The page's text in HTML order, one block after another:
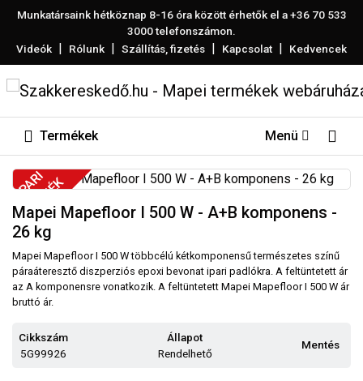
Munkatársaink hétköznap 8-16 óra között érhetők el a+36 70 533
3000telefonszámon.
Videók | Rólunk | Szállítás, fizetés | Kapcsolat | Kedvencek
Termékek Menü
IPARI
TERMÉK
Mapei Mapefloor I 500 W - A+B komponens -
26 kg
Mapei Mapefloor I 500 W többcélú kétkomponensű természetes színű
páraáteresztő diszperziós epoxi bevonat ipari padlókra. A feltüntetett ár
az A komponensre vonatkozik. A feltüntetett Mapei Mapefloor I 500 W ár
bruttó ár.
Cikkszám
5G99926
Állapot
Rendelhető
Mentés